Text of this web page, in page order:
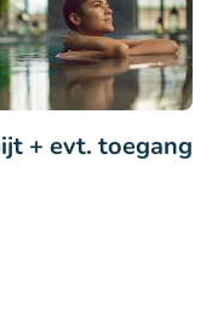
+ evt. toegang